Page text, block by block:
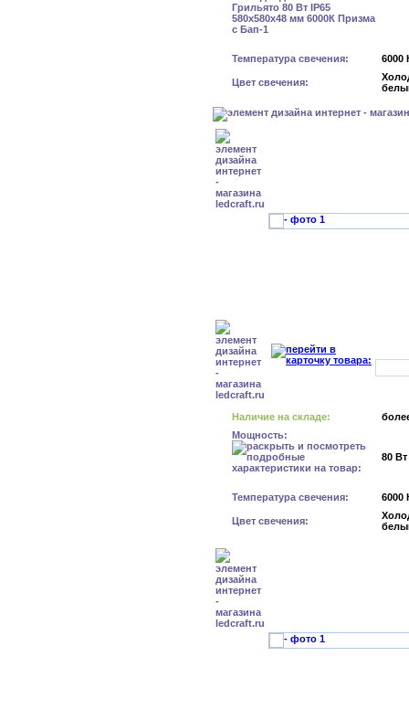
Температура свечения: 6000
Цвет свечения:
Наличие на складе:
Мощность:
80 Вт
Температура свечения: 6000
Цвет свечения: